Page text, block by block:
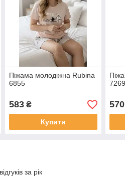
Піжама молодіжна Rubina
6855
583₴
Купити
570
за рік